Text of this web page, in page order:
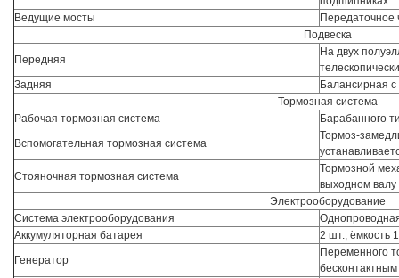
Ведущие мосты
Передаточное
Подвеска
Передняя
На двух
Задняя
Балансирная
Тормозная система
Рабочая тормозная система
Барабанного
Вспомогательная тормозная система
Тормоз-
Стояночная тормозная система
Тормозной
выходном валу
Электрооборудование
Система электрооборудования
Аккумуляторная батарея
2 шт., ёмкость
Генератор
Переменного